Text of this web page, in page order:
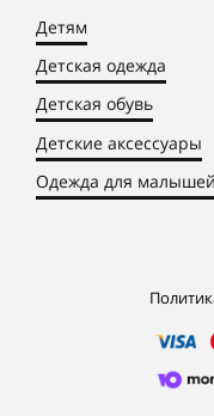
Детям
Детская одежда
Детская обувь
Детские аксессуары
Одежда для малышей